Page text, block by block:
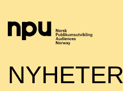
SØK
NYHETER